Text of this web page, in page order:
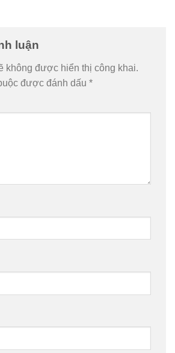
luận
không được hiển thị công khai.
được đánh dấu *